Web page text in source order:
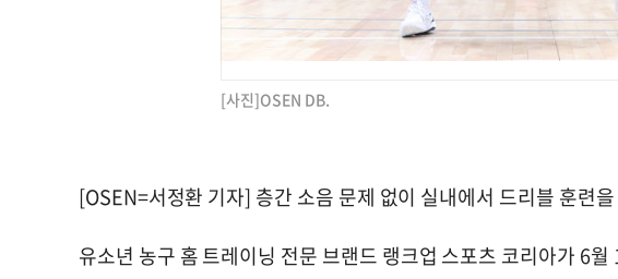
[사진]OSEN DB.
[OSEN=서정환 기자] 층간 소음 문제 없이 실내에서 드리블 훈련
유소년 농구 홈 트레이닝 전문 브랜드 랭크업 스포츠 코리아가 6